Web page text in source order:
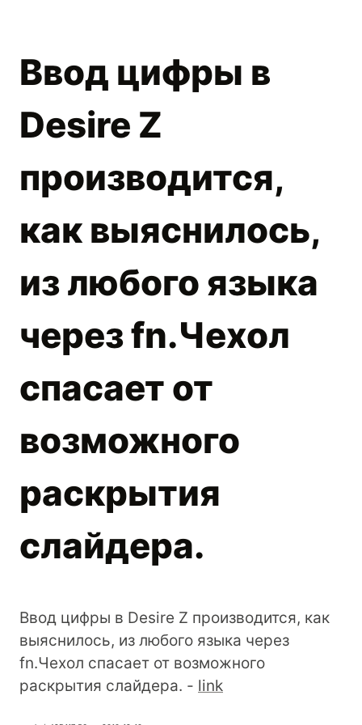
Ввод цифры в
Desire Z
производится,
как выяснилось,
из любого языка
через fn.Чехол
спасает от
возможного
раскрытия
слайдера.
Ввод цифры в Desire Z производится, как
выяснилось, из любого языка через
fn.Чехол спасает от возможного
раскрытия слайдера. - link